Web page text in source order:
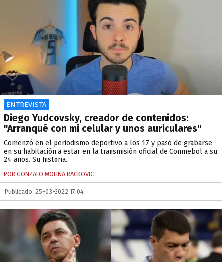
ENTREVISTA
Diego Yudcovsky, creador de contenidos:
"Arranqué con mi celular y unos auriculares"
Comenzó en el periodismo deportivo a los 17 y pasó de grabarse
en su habitación a estar en la transmisión oficial de Conmebol a su
24 años. Su historia.
POR GONZALO MOLINA RACKOVIC
Publicado: 25-03-2022 17:04